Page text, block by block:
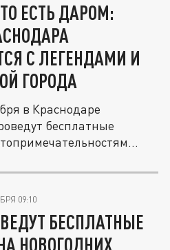
ЕСТЬ ДАРОМ:
С ЛЕГЕНДАМИ И
ГОРОДА
в Краснодаре
бесплатные
09:10
БЕСПЛАТНЫЕ
НОВОГОДНИХ